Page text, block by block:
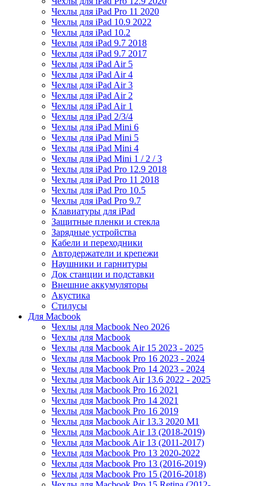
Чехлы для iPad Pro 11 2020
Чехлы для iPad 10.9 2022
Чехлы для iPad 10.2
Чехлы для iPad 9.7 2018
Чехлы для iPad 9.7 2017
Чехлы для iPad Air 5
Чехлы для iPad Air 4
Чехлы для iPad Air 3
Чехлы для iPad Air 2
Чехлы для iPad Air 1
Чехлы для iPad 2/3/4
Чехлы для iPad Mini 6
Чехлы для iPad Mini 5
Чехлы для iPad Mini 4
Чехлы для iPad Mini 1 / 2 / 3
Чехлы для iPad Pro 12.9 2018
Чехлы для iPad Pro 11 2018
Чехлы для iPad Pro 10.5
Чехлы для iPad Pro 9.7
Клавиатуры для iPad
Защитные пленки и стекла
Зарядные устройства
Кабели и переходники
Автодержатели и крепежи
Наушники и гарнитуры
Док станции и подставки
Внешние аккумуляторы
Акустика
Стилусы
Для Macbook
Чехлы для Macbook Neo 2026
Чехлы для Macbook
Чехлы для Macbook Air 15 2023 - 2025
Чехлы для Macbook Pro 16 2023 - 2024
Чехлы для Macbook Pro 14 2023 - 2024
Чехлы для Macbook Air 13.6 2022 - 2025
Чехлы для Macbook Pro 16 2021
Чехлы для Macbook Pro 14 2021
Чехлы для Macbook Pro 16 2019
Чехлы для Macbook Air 13.3 2020 M1
Чехлы для Macbook Air 13 (2018-2019)
Чехлы для Macbook Air 13 (2011-2017)
Чехлы для Macbook Pro 13 2020-2022
Чехлы для Macbook Pro 13 (2016-2019)
Чехлы для Macbook Pro 15 (2016-2018)